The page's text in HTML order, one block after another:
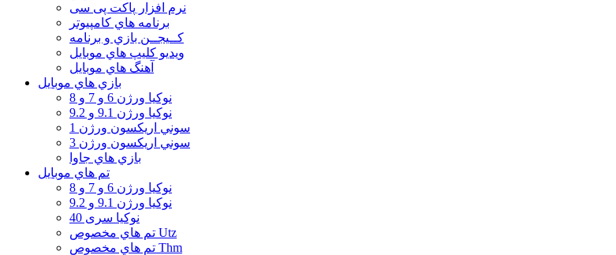
نرم افزار پاکت پی سی
برنامه هاي كامپيوتر
كــيجــن بازي و برنامه
ويديو كليپ هاي موبايل
آهنگ هاي موبايل
بازي هاي موبايل
نوكيا ورژن 6 و 7 و 8
نوكيا ورژن 9.1 و 9.2
سوني اريكسون ورژن 1
سوني اريكسون ورژن 3
بازي هاي جاوا
تم هاي موبايل
نوكيا ورژن 6 و 7 و 8
نوكيا ورژن 9.1 و 9.2
نوکیا سری 40
تم هاي مخصوص Utz
تم هاي مخصوص Thm